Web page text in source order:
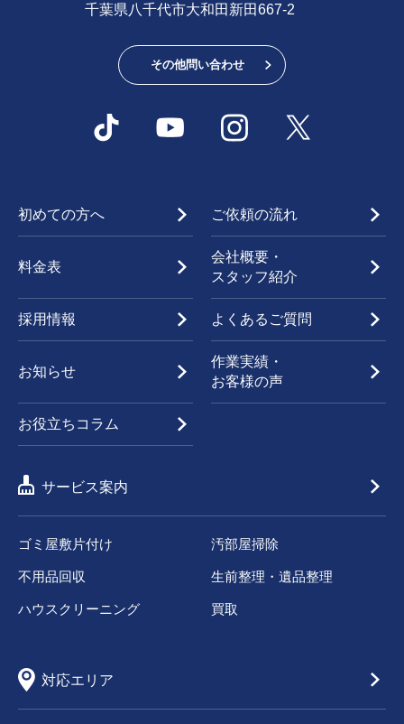
千葉県八千代市大和田新田667-2
その他問い合わせ
初めての方へ ご依頼の流れ
料金表
会社概要・
スタッフ紹介
採用情報 よくあるご質問
お知らせ
作業実績・
お客様の声
お役立ちコラム
サービス案内
ゴミ屋敷片付け 汚部屋掃除
不用品回収 生前整理・遺品整理
ハウスクリーニング 買取
対応エリア